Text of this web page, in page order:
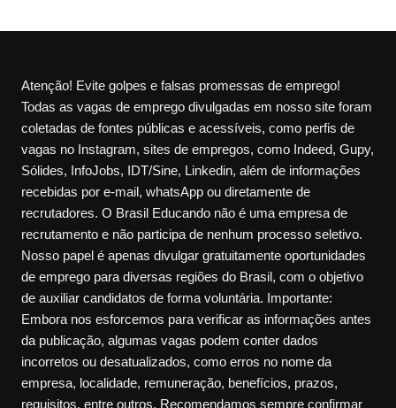
Atenção! Evite golpes e falsas promessas de emprego!
Todas as vagas de emprego divulgadas em nosso site foram
coletadas de fontes públicas e acessíveis, como perfis de
vagas no Instagram, sites de empregos, como Indeed, Gupy,
Sólides, InfoJobs, IDT/Sine, Linkedin, além de informações
recebidas por e-mail, whatsApp ou diretamente de
recrutadores. O Brasil Educando não é uma empresa de
recrutamento e não participa de nenhum processo seletivo.
Nosso papel é apenas divulgar gratuitamente oportunidades
de emprego para diversas regiões do Brasil, com o objetivo
de auxiliar candidatos de forma voluntária. Importante:
Embora nos esforcemos para verificar as informações antes
da publicação, algumas vagas podem conter dados
incorretos ou desatualizados, como erros no nome da
empresa, localidade, remuneração, benefícios, prazos,
requisitos, entre outros. Recomendamos sempre confirmar